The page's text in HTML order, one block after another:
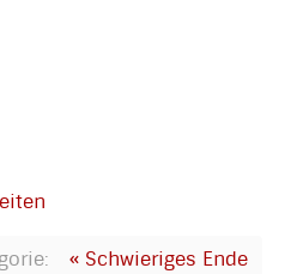
« Schwieriges Ende